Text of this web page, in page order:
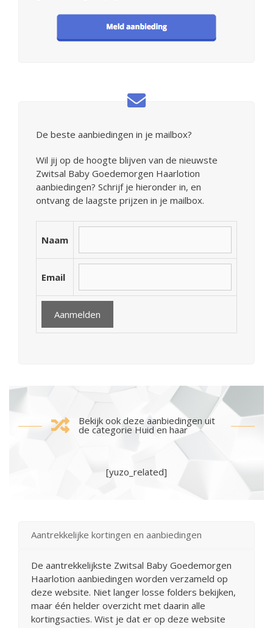
De beste aanbiedingen in je mailbox?
Wil jij op de hoogte blijven van de nieuwste
Zwitsal Baby Goedemorgen Haarlotion
aanbiedingen? Schrijf je hieronder in, en
ontvang de laagste prijzen in je mailbox.
Naam
Email
Bekijk ook deze aanbiedingen uit
de categorie Huid en haar
[yuzo_related]
Aantrekkelijke kortingen en aanbiedingen
De aantrekkelijkste Zwitsal Baby Goedemorgen
Haarlotion aanbiedingen worden verzameld op
deze website. Niet langer losse folders bekijken,
maar één helder overzicht met daarin alle
kortingsacties. Wist je dat er op deze website